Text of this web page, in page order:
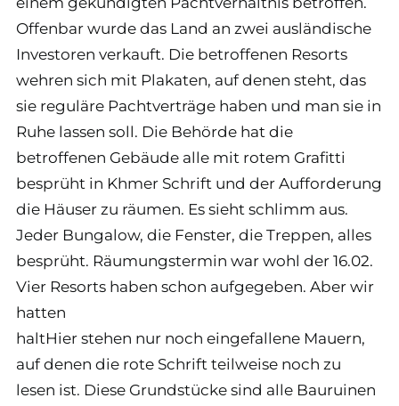
Offenbar wurde das Land an zwei ausländische
Investoren verkauft. Die betroffenen Resorts
wehren sich mit Plakaten, auf denen steht, das
sie reguläre Pachtverträge haben und man sie in
Ruhe lassen soll. Die Behörde hat die
betroffenen Gebäude alle mit rotem Grafitti
besprüht in Khmer Schrift und der Aufforderung
die Häuser zu räumen. Es sieht schlimm aus.
Jeder Bungalow, die Fenster, die Treppen, alles
besprüht. Räumungstermin war wohl der 16.02.
Vier Resorts haben schon aufgegeben. Aber wir
hatten
haltHier stehen nur noch eingefallene Mauern,
auf denen die rote Schrift teilweise noch zu
lesen ist. Diese Grundstücke sind alle Bauruinen